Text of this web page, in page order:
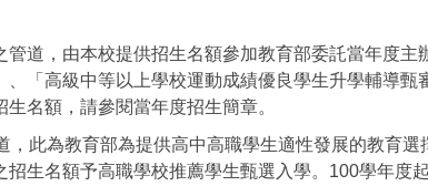
管道，由本校提供招生名額參加教育部委託當年度
「高級中等以上學校運動成績優良學生升學輔導甄
名額，請參閱當年度招生簡章。
，此為教育部為提供高中高職學生適性發展的教育
生名額予高職學校推薦學生甄選入學。100學年度